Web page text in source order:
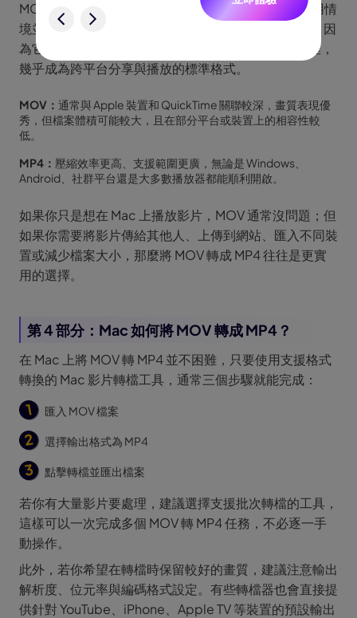
MOV 與 MP4 都是常見的影片封裝格式，但它們的使用情
境並不完全相同。很多 Mac 使用者會先接觸到 MOV，因
為它與 Apple 生態系整合度高；而 MP4 則因相容性佳，
幾乎成為跨平台分享與播放的標準格式。
MOV： 通常與 Apple 裝置和 QuickTime 關聯較深，畫質表現優
秀，但檔案體積可能較大，且在部分平台或裝置上的相容性較
低。
MP4： 壓縮效率更高、支援範圍更廣，無論是 Windows、
Android、社群平台還是大多數播放器都能順利開啟。
如果你只是想在 Mac 上播放影片，MOV 通常沒問題；但
如果你需要將影片傳給其他人、上傳到網站、匯入不同裝
置或減少檔案大小，那麼將 MOV 轉成 MP4 往往是更實
用的選擇。
第 4 部分：Mac 如何將 MOV 轉成 MP4？
在 Mac 上將 MOV 轉 MP4 並不困難，只要使用支援格式
轉換的 Mac 影片轉檔工具，通常三個步驟就能完成：
匯入 MOV 檔案
選擇輸出格式為 MP4
點擊轉檔並匯出檔案
若你有大量影片要處理，建議選擇支援批次轉檔的工具，
這樣可以一次完成多個 MOV 轉 MP4 任務，不必逐一手
動操作。
此外，若你希望在轉檔時保留較好的畫質，建議注意輸出
解析度、位元率與編碼格式設定。有些轉檔器也會直接提
供針對 YouTube、iPhone、Apple TV 等裝置的預設輸出